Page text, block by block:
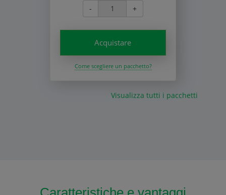
- +
Acquistare
Come scegliere un pacchetto?
Visualizza tutti i pacchetti